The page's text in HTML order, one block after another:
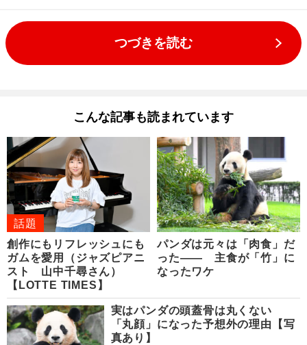
つづきを読む
こんな記事も読まれています
話題
創作にもリフレッシュにも
ガムを愛用（ジャズピアニ
スト 山中千尋さん）
【LOTTE TIMES】
パンダは元々は「肉食」だ
った―― 主食が「竹」に
なったワケ
実はパンダの頭蓋骨は丸くない
「丸顔」になった予想外の理由【写
真あり】